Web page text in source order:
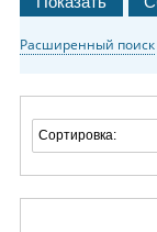
Расширенный поиск
Сортировка: